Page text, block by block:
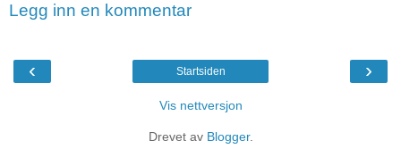
Legg inn en kommentar
‹ ›
Startsiden
Vis nettversjon
Drevet av Blogger.